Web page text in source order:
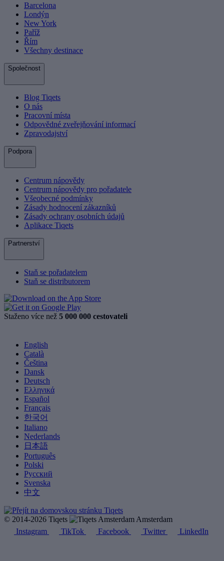
Barcelona
Londýn
New York
Paříž
Řím
Všechny destinace
Společnost
Blog Tiqets
O nás
Pracovní místa
Odpovědné zveřejňování informací
Zpravodajství
Podpora
Centrum nápovědy
Centrum nápovědy pro pořadatele
Všeobecné podmínky
Zásady hodnocení zákazníků
Zásady ochrany osobních údajů
Aplikace Tiqets
Partnerství
Staň se pořadatelem
Staň se distributorem
Staženo více než 5 000 000 cestovateli
English
Català
Čeština
Dansk
Deutsch
Ελληνικά
Español
Français
한국어
Italiano
Nederlands
日本語
Português
Polski
Русский
Svenska
中文
© 2014-2026 Tiqets
Amsterdam
Instagram
TikTok Facebook Twitter LinkedIn